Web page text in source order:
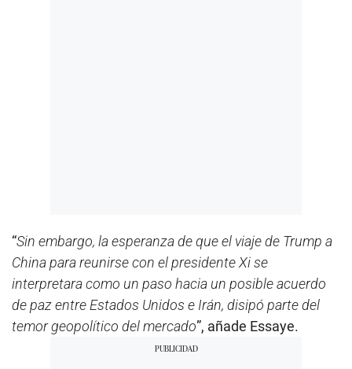
“Sin embargo, la esperanza de que el viaje de Trump a
China para reunirse con el presidente Xi se
interpretara como un paso hacia un posible acuerdo
de paz entre Estados Unidos e Irán, disipó parte del
temor geopolítico del mercado”, añade Essaye.